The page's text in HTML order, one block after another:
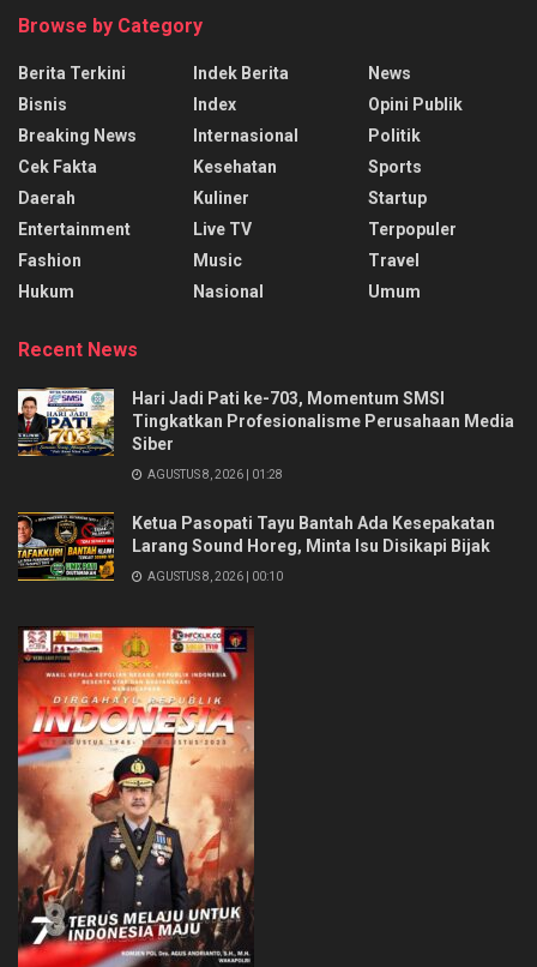
Browse by Category
Berita Terkini
Bisnis
Breaking News
Cek Fakta
Daerah
Entertainment
Fashion
Hukum
Indek Berita
Index
Internasional
Kesehatan
Kuliner
Live TV
Music
Nasional
News
Opini Publik
Politik
Sports
Startup
Terpopuler
Travel
Umum
Recent News
Hari Jadi Pati ke-703, Momentum SMSI
Tingkatkan Profesionalisme Perusahaan Media
Siber
AGUSTUS 8, 2026 | 01:28
Ketua Pasopati Tayu Bantah Ada Kesepakatan
Larang Sound Horeg, Minta Isu Disikapi Bijak
AGUSTUS 8, 2026 | 00:10